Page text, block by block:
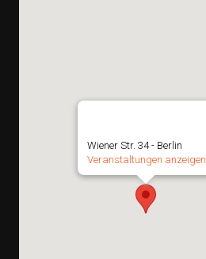
Wiener Str. 34 - Berlin
Veranstaltungen anzeigen